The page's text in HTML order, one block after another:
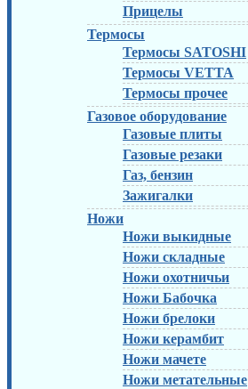
Прицелы
Термосы
Термосы SATOSHI
Термосы VETTA
Термосы прочее
Газовое оборудование
Газовые плиты
Газовые резаки
Газ, бензин
Зажигалки
Ножи
Ножи выкидные
Ножи складные
Ножи охотничьи
Ножи Бабочка
Ножи брелоки
Ножи керамбит
Ножи мачете
Ножи метательные